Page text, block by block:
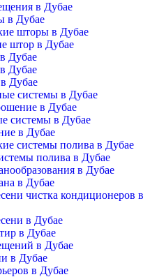
в Дубае
в Дубае
шторы в Дубае
штор в Дубае
Дубае
Дубае
Дубае
системы в Дубае
в Дубае
системы в Дубае
в Дубае
системы полива в Дубае
полива в Дубае
в Дубае
в Дубае
чистка кондиционеров в
в Дубае
в Дубае
в Дубае
в Дубае
в Дубае